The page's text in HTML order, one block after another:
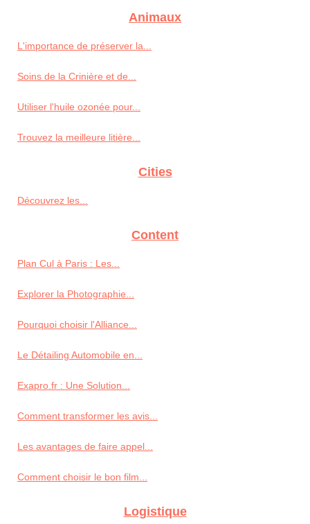
Animaux
L'importance de préserver la...
Soins de la Crinière et de...
Utiliser l'huile ozonée pour...
Trouvez la meilleure litière...
Cities
Découvrez les...
Content
Plan Cul à Paris : Les...
Explorer la Photographie...
Pourquoi choisir l'Alliance...
Le Détailing Automobile en...
Exapro.fr : Une Solution...
Comment transformer les avis...
Les avantages de faire appel...
Comment choisir le bon film...
Logistique